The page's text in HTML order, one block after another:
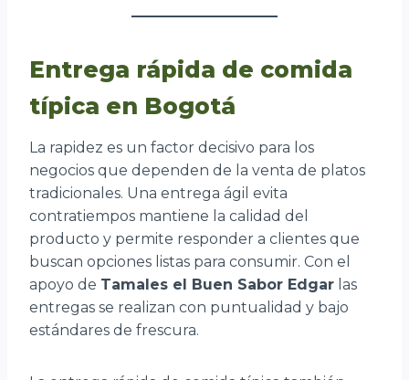
Entrega rápida de comida
típica en Bogotá
La rapidez es un factor decisivo para los
negocios que dependen de la venta de platos
tradicionales. Una entrega ágil evita
contratiempos mantiene la calidad del
producto y permite responder a clientes que
buscan opciones listas para consumir. Con el
apoyo de Tamales el Buen Sabor Edgar las
entregas se realizan con puntualidad y bajo
estándares de frescura.